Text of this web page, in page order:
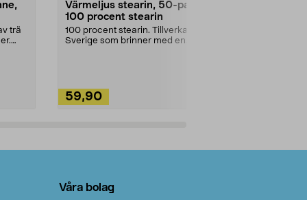
trä
Värmeljus stearin, 50-pack,
100 procent stearin
100 procent stearin. Tillverkade i
Sverige som brinner med en
59,90
Våra bolag